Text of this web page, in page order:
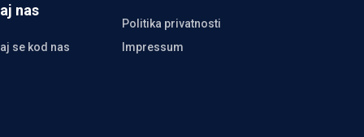
nas
Politika privatnosti
se kod nas
Impressum